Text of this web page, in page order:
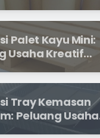
Cerah
Palet Kayu Mini:
Usaha Kreatif
Modal Terjangkau
Keuntungan
Tray Kemasan
Peluang Usaha
di Industri